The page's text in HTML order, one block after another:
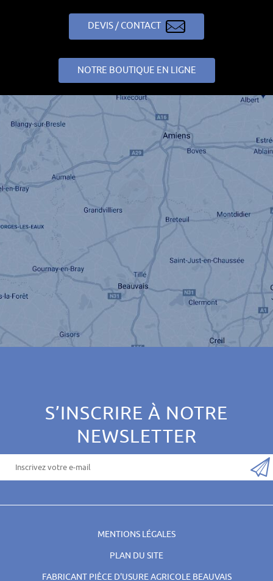
DEVIS / CONTACT
NOTRE BOUTIQUE EN LIGNE
S’INSCRIRE À NOTRE
NEWSLETTER
MENTIONS LÉGALES
PLAN DU SITE
FABRICANT PIÈCE D'USURE AGRICOLE BEAUVAIS